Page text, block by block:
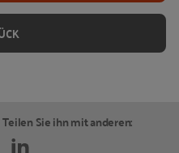
Sie ihn mit anderen: